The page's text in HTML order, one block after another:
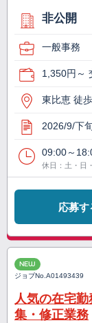
非公開
一般事務
1,350円～
東比恵 徒
2026/9/下
09:00～
休日：土・日
応募す
NEW
ジョブNo.A01493439
人気の在宅
集・修正業務